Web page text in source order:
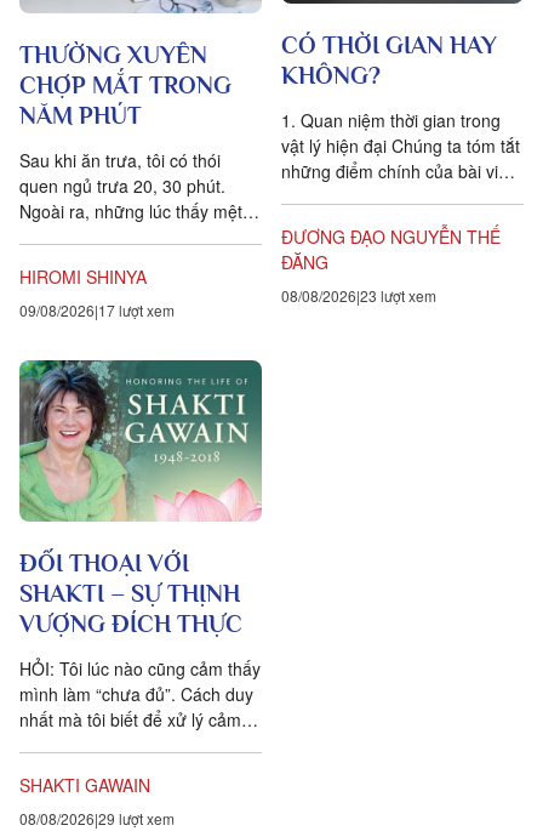
THƯỜNG XUYÊN
CHỢP MẮT TRONG
NĂM PHÚT
Sau khi ăn trưa, tôi có thói
quen ngủ trưa 20, 30 phút.
Ngoài ra, những lúc thấy mệt
HIROMI SHINYA
09/08/2026 17 lượt xem
CÓ THỜI GIAN HAY
KHÔNG?
1. Quan niệm thời gian trong
vật lý hiện đại Chúng ta tóm tắt
những điểm chính của bài viết
Triết học Craig...
ĐƯƠNG ĐẠO NGUYỄN THẾ
ĐĂNG
08/08/2026 23 lượt xem
ĐỐI THOẠI VỚI
SHAKTI – SỰ THỊNH
VƯỢNG ĐÍCH THỰC
HỎI: Tôi lúc nào cũng cảm thấy
mình làm “chưa đủ”. Cách duy
nhất mà tôi biết để xử lý cảm
SHAKTI GAWAIN
08/08/2026 29 lượt xem